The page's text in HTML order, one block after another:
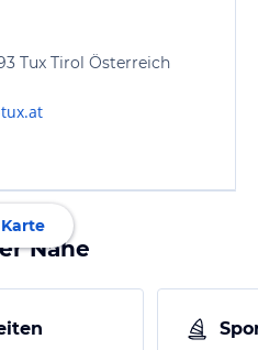
Tux Tirol Österreich
Karte
Nähe